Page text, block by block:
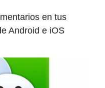
en tus
Android e iOS